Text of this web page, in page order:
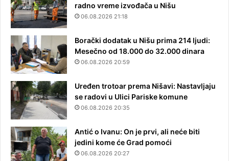
radno vreme izvođača u Nišu
06.08.2026 21:18
Borački dodatak u Nišu prima 214 ljudi:
Mesečno od 18.000 do 32.000 dinara
06.08.2026 20:59
Uređen trotoar prema Nišavi: Nastavljaju
se radovi u Ulici Pariske komune
06.08.2026 20:35
Antić o Ivanu: On je prvi, ali neće biti
jedini kome će Grad pomoći
06.08.2026 20:27